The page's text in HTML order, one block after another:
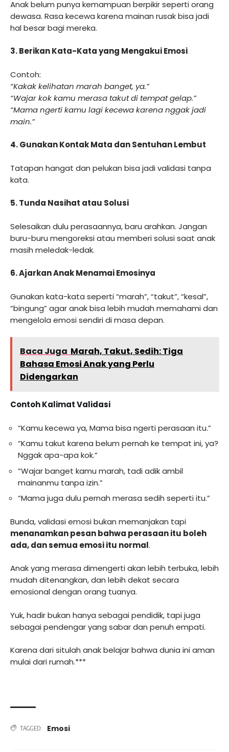
Anak belum punya kemampuan berpikir seperti orang
dewasa. Rasa kecewa karena mainan rusak bisa jadi
hal besar bagi mereka.
3.Berikan Kata-Kata yang Mengakui Emosi
Contoh:
“Kakak kelihatan marah banget, ya.”
“Wajar kok kamu merasa takut di tempat gelap.”
“Mama ngerti kamu lagi kecewa karena nggak jadi
main.”
4.Gunakan Kontak Mata dan Sentuhan Lembut
Tatapan hangat dan pelukan bisa jadi validasi tanpa
kata.
5.Tunda Nasihat atau Solusi
Selesaikan dulu perasaannya, baru arahkan. Jangan
buru-buru mengoreksi atau memberi solusi saat anak
masih meledak-ledak.
6.Ajarkan Anak Menamai Emosinya
Gunakan kata-kata seperti “marah”, “takut”, “kesal”,
“bingung” agar anak bisa lebih mudah memahami dan
mengelola emosi sendiri di masa depan.
Baca Juga Marah, Takut, Sedih: Tiga
Bahasa Emosi Anak yang Perlu
Didengarkan
Contoh Kalimat Validasi
“Kamu kecewa ya, Mama bisa ngerti perasaan itu.”
“Kamu takut karena belum pernah ke tempat ini, ya?
Nggak apa-apa kok.”
“Wajar banget kamu marah, tadi adik ambil
mainanmu tanpa izin.”
“Mama juga dulu pernah merasa sedih seperti itu.”
Bunda, validasi emosi bukan memanjakan tapi
menanamkan pesan bahwa perasaan itu boleh
ada, dan semua emosi itu normal.
Anak yang merasa dimengerti akan lebih terbuka, lebih
mudah ditenangkan, dan lebih dekat secara
emosional dengan orang tuanya.
Yuk, hadir bukan hanya sebagai pendidik, tapi juga
sebagai pendengar yang sabar dan penuh empati.
Karena dari situlah anak belajar bahwa dunia ini aman
mulai dari rumah.***
TAGGED: Emosi